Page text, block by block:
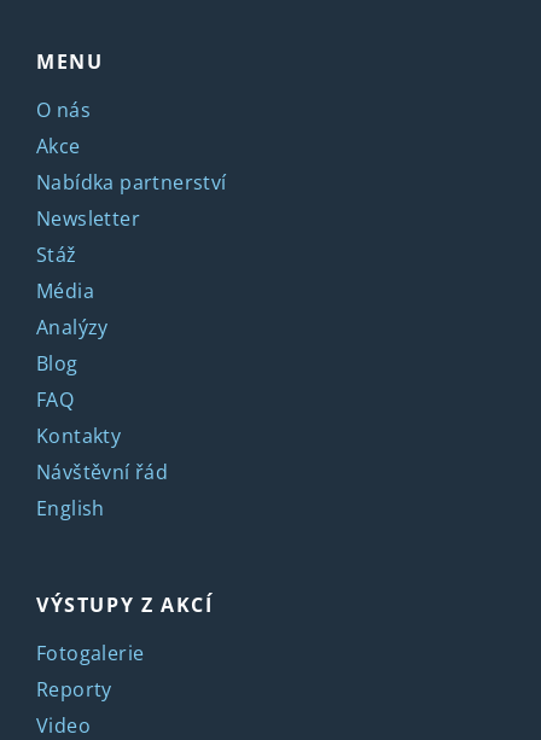
MENU
O nás
Akce
Nabídka partnerství
Newsletter
Stáž
Média
Analýzy
Blog
FAQ
Kontakty
Návštěvní řád
English
VÝSTUPY Z AKCÍ
Fotogalerie
Reporty
Video